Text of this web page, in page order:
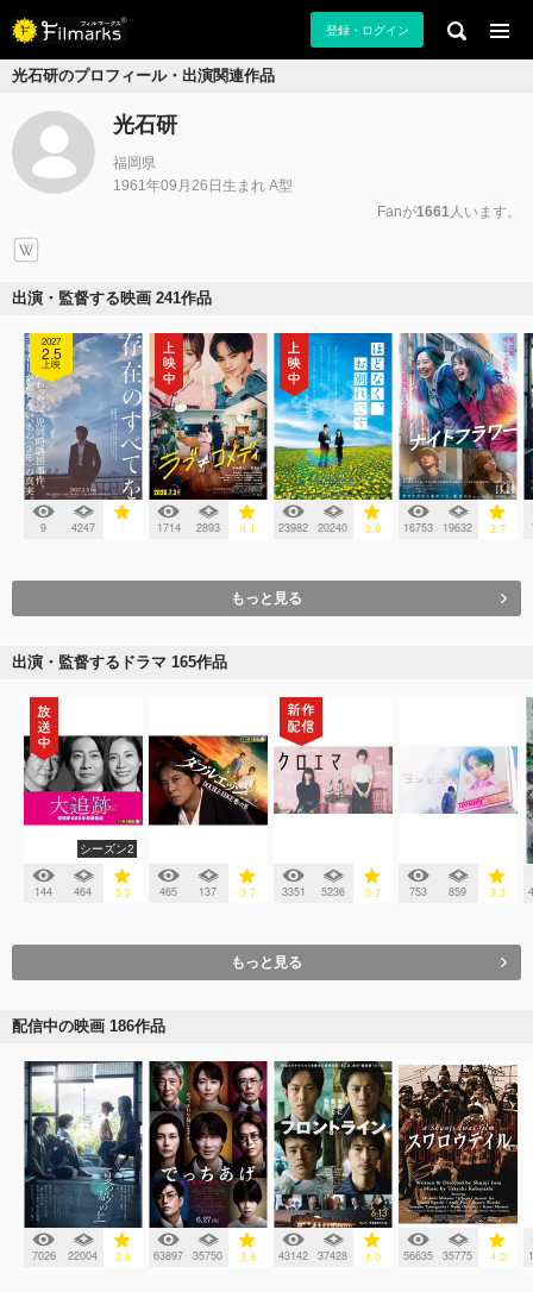
登録・ログイン
光石研のプロフィール・出演関連作品
光石研
福岡県
1961年09月26日生まれ A型
Fanが1661人います。
出演・監督する映画 241作品
2027
2.5
上映
9 4247 - 1714 2893 4.1 23982 20240 3.9 16753 19632 3.7
もっと見る
出演・監督するドラマ 165作品
シーズン2
144 464 3.2 465 137 3.7 3351 5236 3.7 753 859 3.3
もっと見る
配信中の映画 186作品
7026 22004 3.6 63897 35750 3.8 43142 37428 4.0 56635 35775 4.0